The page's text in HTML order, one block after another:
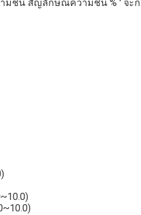
มชื้น สัญลักษณ์ความชื้น % ' จะก